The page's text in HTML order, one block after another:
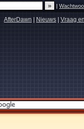
|
AfterDawn Nieuws Vraag